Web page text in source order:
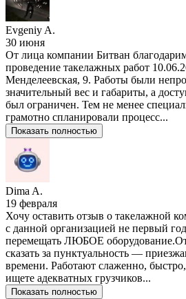
Evgeniy A.
30 июня
От лица компании Битван
проведение такелажных работ
Менделеевская, 9. Работы были
значительный вес и габариты, а
был ограничен. Тем не менее
грамотно спланировали процесс...
Показать полностью
Dima A.
19 февраля
Хочу оставить отзыв о такелажной
с данной организацией не первый
перемещать ЛЮБОЕ
сказать за пунктуальность —
времени. Работают слаженно,
ищете адекватных грузчиков...
Показать полностью